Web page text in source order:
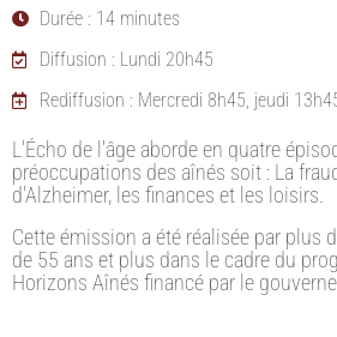
Durée : 14 minutes
Diffusion : Lundi 20h45
Rediffusion : Mercredi 8h45, jeudi
L'Écho de l'âge aborde en quatre
préoccupations des aînés soit : La
d'Alzheimer, les finances et les loisirs.
Cette émission a été réalisée par plus
de 55 ans et plus dans le cadre du
Horizons Aînés financé par le